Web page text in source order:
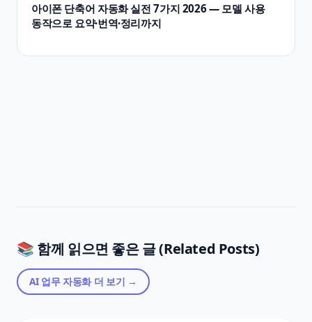
아이폰 단축어 자동화 실전 7가지 2026 — 모델 사용
동작으로 요약·번역·정리까지
📚 함께 읽으면 좋은 글 (Related Posts)
AI 업무 자동화더 보기 →